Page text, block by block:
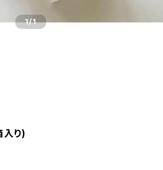
1/1
り)